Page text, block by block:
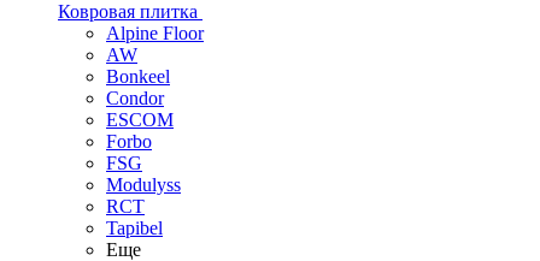
Ковровая плитка
Alpine Floor
AW
Bonkeel
Condor
ESCOM
Forbo
FSG
Modulyss
RCT
Tapibel
Еще